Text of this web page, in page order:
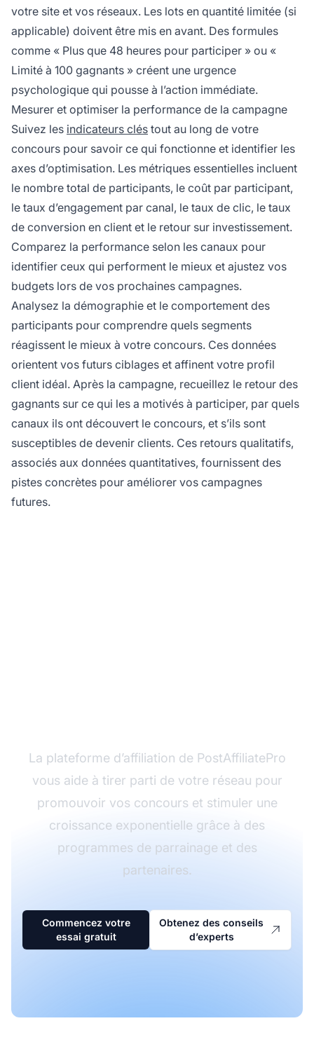
votre site et vos réseaux. Les lots en quantité limitée (si
applicable) doivent être mis en avant. Des formules
comme « Plus que 48 heures pour participer » ou «
Limité à 100 gagnants » créent une urgence
psychologique qui pousse à l’action immédiate.
Mesurer et optimiser la performance de la campagne
Suivez les indicateurs clés tout au long de votre
concours pour savoir ce qui fonctionne et identifier les
axes d’optimisation. Les métriques essentielles incluent
le nombre total de participants, le coût par participant,
le taux d’engagement par canal, le taux de clic, le taux
de conversion en client et le retour sur investissement.
Comparez la performance selon les canaux pour
identifier ceux qui performent le mieux et ajustez vos
budgets lors de vos prochaines campagnes.
Analysez la démographie et le comportement des
participants pour comprendre quels segments
réagissent le mieux à votre concours. Ces données
orientent vos futurs ciblages et affinent votre profil
client idéal. Après la campagne, recueillez le retour des
gagnants sur ce qui les a motivés à participer, par quels
canaux ils ont découvert le concours, et s’ils sont
susceptibles de devenir clients. Ces retours qualitatifs,
associés aux données quantitatives, fournissent des
pistes concrètes pour améliorer vos campagnes
futures.
La plateforme d’affiliation de PostAffiliatePro
vous aide à tirer parti de votre réseau pour
promouvoir vos concours et stimuler une
croissance exponentielle grâce à des
programmes de parrainage et des
partenaires.
Commencez votre
essai gratuit
Obtenez des conseils
d’experts